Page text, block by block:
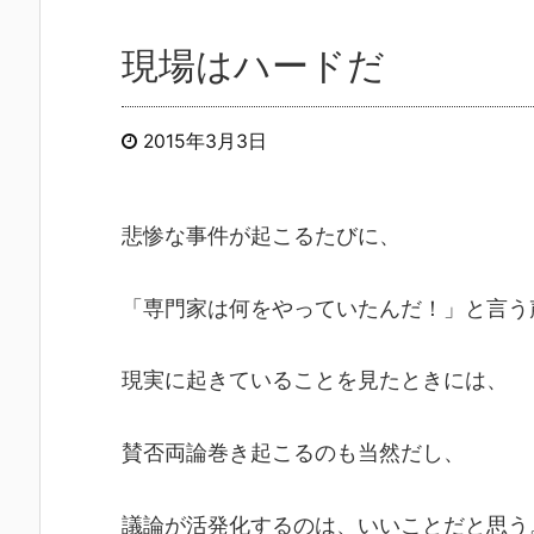
現場はハードだ
2015年3月3日
悲惨な事件が起こるたびに、
「専門家は何をやっていたんだ！」と言う
現実に起きていることを見たときには、
賛否両論巻き起こるのも当然だし、
議論が活発化するのは、いいことだと思う